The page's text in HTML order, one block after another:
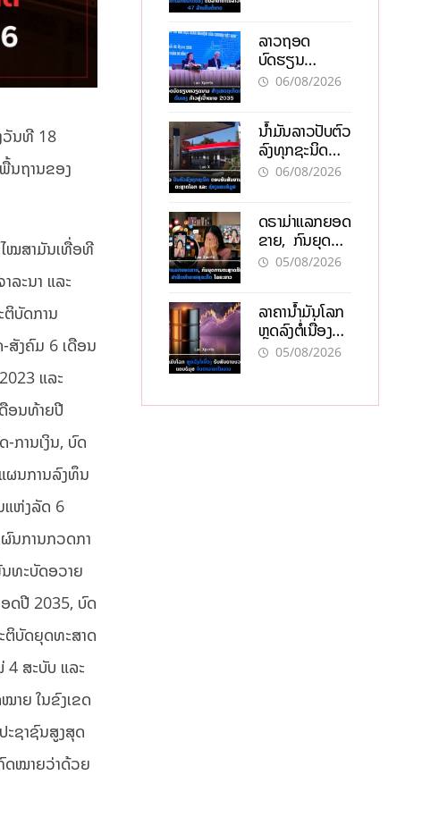
ວັນທີ 18
ນຖານຂອງ
ໄໝສາມັນເທື່ອທີ
ລະນາ ແລະ
ຕິບັດການ
ສັງຄົມ 6 ເດືອນ
ແລະ
ອນທ້າຍປີ
ການເງິນ, ບົດ
ຜນການລົງທຶນ
ແຫ່ງລັດ 6
ນການກວດກາ
ທະບັດອວາຍ
ດປີ 2035, ບົດ
ຕິບັດຍຸດທະສາດ
4 ສະບັບ ແລະ
າຍ ໃນຂົງເຂດ
ະຊາຊົນສູງສຸດ
ດໝາຍວ່າດ້ວຍ
ລາວຖອດ
ບົດຮຽນ
ຫວຽດນາມ ສ້າງ
ເປົ້າໝາຍ 2035
06/08/2026
ນໍ້າມັນລາວປັບຕົວ
ລົງທຸກຊະນິດ
ຕອບຮັບສັນຍານ
ແຄບຮໍມູສ
06/08/2026
ດຣາມ່າແລກຍອດ
ຂາຍ, ກົນຍຸດ
ການຕະຫຼາດສີ
ໄລຍະຍາວ
05/08/2026
ລາຄານ້ຳມັນໂລກ
ຫຼຸດລົງຕໍ່ເນື່ອງ
ຮັບສັນຍານບວກ
ລາວ
05/08/2026